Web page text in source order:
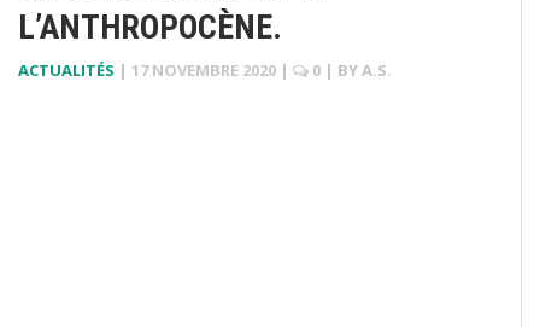
L’ANTHROPOCÈNE.
ACTUALITÉS | 17 NOVEMBRE 2020 | 0 | BYA.S.